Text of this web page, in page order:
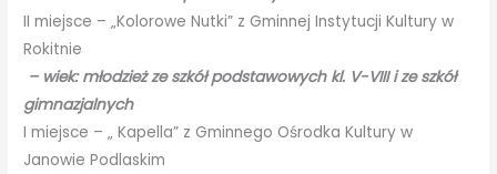
II miejsce – „Kolorowe Nutki” z Gminnej Instytucji Kultury w
Rokitnie
– wiek: młodzież ze szkół podstawowych kl. V-VIII i ze szkół
gimnazjalnych
I miejsce – „ Kapella” z Gminnego Ośrodka Kultury w
Janowie Podlaskim